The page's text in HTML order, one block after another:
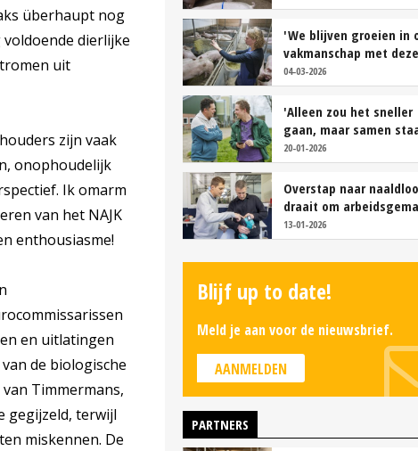
überhaupt nog
dierlijke
uit
zijn vaak
onophoudelijk
Ik omarm
van het NAJK
enthousiasme!
en uitlatingen
de biologische
Timmermans,
gegijzeld, terwijl
miskennen. De
'We blijven groeien in
vakmanschap met deze
teamaanpak'
04-03-2026
'Alleen zou het sneller
gaan, maar samen
we stukken sterker'
20-01-2026
Overstap naar
draait om
en diervriendelijkheid
13-01-2026
Blijf up to date!
Meld je aan voor de nieuwsbrief.
AANMELDEN
PARTNERS